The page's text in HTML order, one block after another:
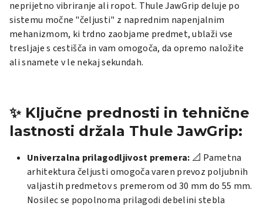
neprijetno vibriranje ali ropot. Thule JawGrip deluje po
sistemu močne "čeljusti" z naprednim napenjalnim
mehanizmom, ki trdno zaobjame predmet, ublaži vse
tresljaje s cestišča in vam omogoča, da opremo naložite
ali snamete v le nekaj sekundah.
✨ Ključne prednosti in tehnične
lastnosti držala Thule JawGrip:
Univerzalna prilagodljivost premera: 📐 Pametna
arhitektura čeljusti omogoča varen prevoz poljubnih
valjastih predmetov s premerom od 30 mm do 55 mm.
Nosilec se popolnoma prilagodi debelini stebla